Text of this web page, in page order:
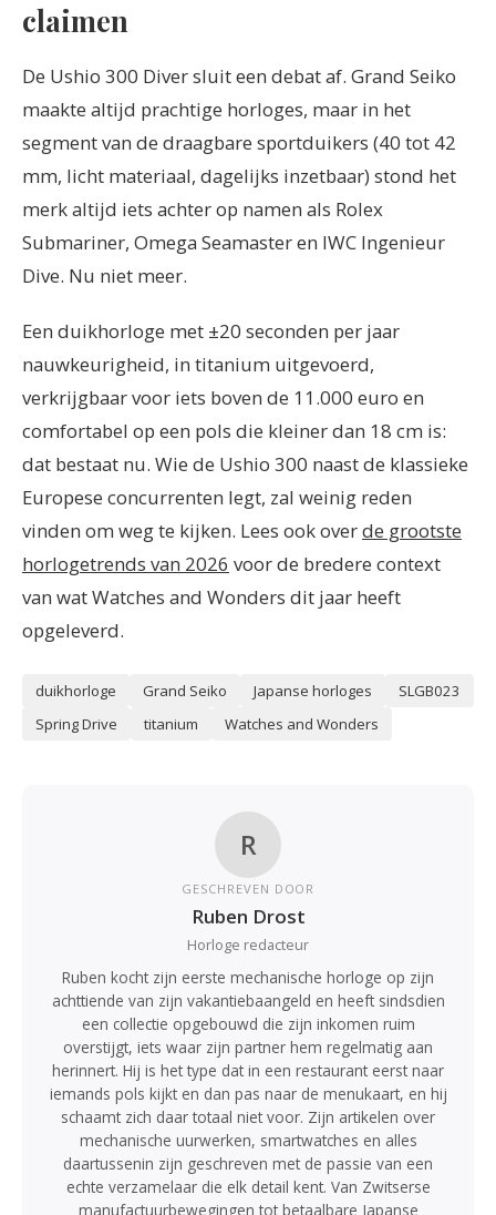
claimen
De Ushio 300 Diver sluit een debat af. Grand Seiko
maakte altijd prachtige horloges, maar in het
segment van de draagbare sportduikers (40 tot 42
mm, licht materiaal, dagelijks inzetbaar) stond het
merk altijd iets achter op namen als Rolex
Submariner, Omega Seamaster en IWC Ingenieur
Dive. Nu niet meer.
Een duikhorloge met ±20 seconden per jaar
nauwkeurigheid, in titanium uitgevoerd,
verkrijgbaar voor iets boven de 11.000 euro en
comfortabel op een pols die kleiner dan 18 cm is:
dat bestaat nu. Wie de Ushio 300 naast de klassieke
Europese concurrenten legt, zal weinig reden
vinden om weg te kijken. Lees ook overde grootste
horlogetrends van 2026 voor de bredere context
van wat Watches and Wonders dit jaar heeft
opgeleverd.
duikhorloge Grand Seiko Japanse horloges
SLGB023
Spring Drive
titanium Watches and Wonders
R
GESCHREVEN DOOR
Ruben Drost
Horloge redacteur
Ruben kocht zijn eerste mechanische horloge op zijn
achttiende van zijn vakantiebaangeld en heeft sindsdien
een collectie opgebouwd die zijn inkomen ruim
overstijgt, iets waar zijn partner hem regelmatig aan
herinnert. Hij is het type dat in een restaurant eerst naar
iemands pols kijkt en dan pas naar de menukaart, en hij
schaamt zich daar totaal niet voor. Zijn artikelen over
mechanische uurwerken, smartwatches en alles
daartussenin zijn geschreven met de passie van een
echte verzamelaar die elk detail kent. Van Zwitserse
manufactuurbewegingen tot betaalbare Japanse